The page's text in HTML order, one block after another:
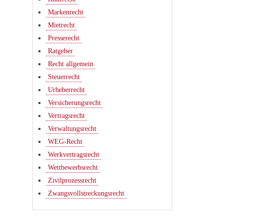
Markenrecht
Mietrecht
Presserecht
Ratgeber
Recht allgemein
Steuerrecht
Urheberrecht
Versicherungsrecht
Vertragsrecht
Verwaltungsrecht
WEG-Recht
Werkvertragsrecht
Wettbewerbsrecht
Zivilprozessrecht
Zwangsvollstreckungsrecht